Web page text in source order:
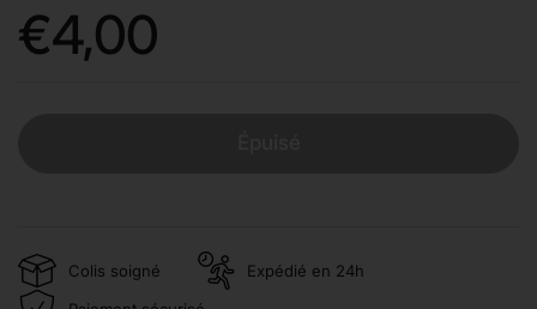
Prix:
€4,00
Colis soigné
Expédié en 24h